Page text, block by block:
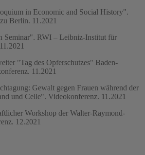
in Economic and Social History".
Berlin. 11.2021
Seminar". RWI – Leibniz-Institut für
"Tag des Opferschutzes" Baden-
11.2021
Gewalt gegen Frauen während der
und Celle". Videokonferenz. 11.2021
Workshop der Walter-Raymond-
12.2021